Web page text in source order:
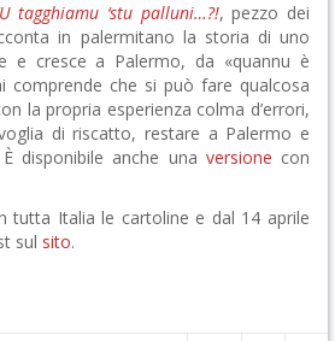
tagghiamu ‘stu palluni…?!, pezzo dei
in palermitano la storia di uno
e cresce a Palermo, da «quannu è
comprende che si può fare qualcosa
la propria esperienza colma d’errori,
di riscatto, restare a Palermo e
disponibile anche una versione con
tutta Italia le cartoline e dal 14 aprile
sul sito.